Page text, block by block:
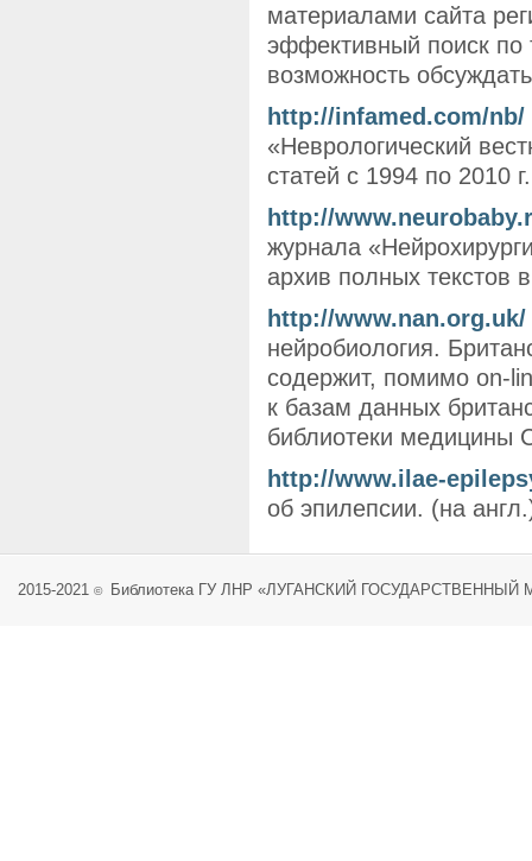
материалами сайта
эффективный поиск
возможность
http://infamed.com/nb/
«Неврологический
статей с 1994 по 2010
http://
журнала
архив полных текстов
http://www.nan.org.uk/
нейробиология.
содержит, помимо on-
к базам данных
библиотеки медицины
http://www.ilae-
об эпилепсии. (на
2015-2021 © Библиотека ГУ ЛНР «ЛУГАНСКИЙ